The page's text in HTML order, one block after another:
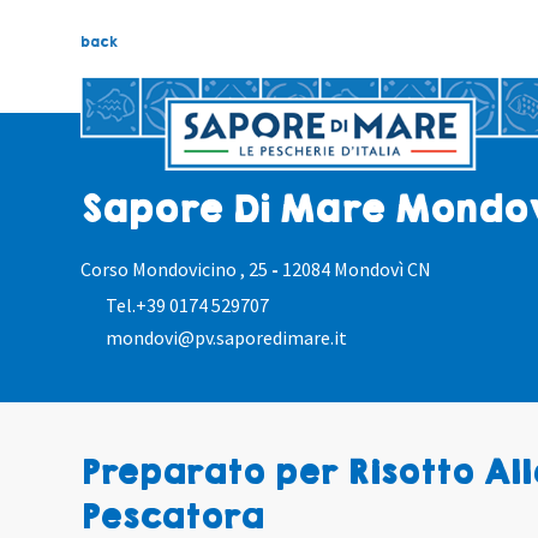
back
Sapore Di Mare
Corso Mondovicino , 25 - 12084 Mondovì CN
Tel.+39 0174 529707
mondovi@pv.saporedimare.it
Preparato per Risotto
Pescatora